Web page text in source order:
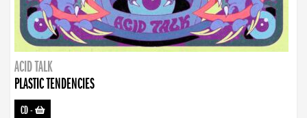
ACID TALK
PLASTIC TENDENCIES
CD-